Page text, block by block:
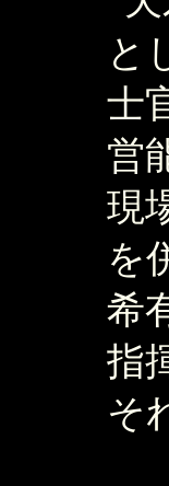
と
士
営
現
を
希
指
そ